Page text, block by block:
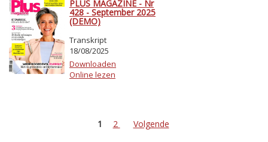
PLUS MAGAZINE - Nr
428 - September 2025
(DEMO)
Transkript
18/08/2025
Downloaden
Online lezen
1 2 Volgende